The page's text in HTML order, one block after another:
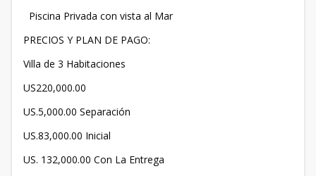
Piscina Privada con vista al Mar
PRECIOS Y PLAN DE PAGO:
Villa de 3 Habitaciones
US220,000.00
US.5,000.00 Separación
US.83,000.00 Inicial
US. 132,000.00 Con La Entrega